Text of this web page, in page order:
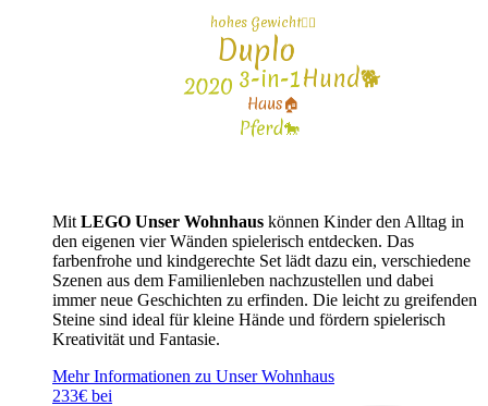
Mit LEGO Unser Wohnhaus können Kinder den Alltag in
den eigenen vier Wänden spielerisch entdecken. Das
farbenfrohe und kindgerechte Set lädt dazu ein, verschiedene
Szenen aus dem Familienleben nachzustellen und dabei
immer neue Geschichten zu erfinden. Die leicht zu greifenden
Steine sind ideal für kleine Hände und fördern spielerisch
Kreativität und Fantasie.
Mehr Informationen zu Unser Wohnhaus
233€ bei